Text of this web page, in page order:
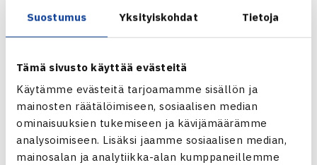
Suostumus Yksityiskohdat Tietoja
Tämä sivusto käyttää evästeitä
Käytämme evästeitä tarjoamamme sisällön ja
mainosten räätälöimiseen, sosiaalisen median
ominaisuuksien tukemiseen ja kävijämäärämme
analysoimiseen. Lisäksi jaamme sosiaalisen median,
mainosalan ja analytiikka-alan kumppaneillemme
Kaksinpeli
Nelinpeli
Välieriä: Leo Haapasalo/Henrik Sinkko (4.) – Arturs Lazdins
Latvia/Kenneth Raisma Viro (1.) 62 76(1), Julius
Kaverinen/Karl Kiur Saar Viro (2.) – Werner Tuompo/Panu
Virtanen (3.) 61 63